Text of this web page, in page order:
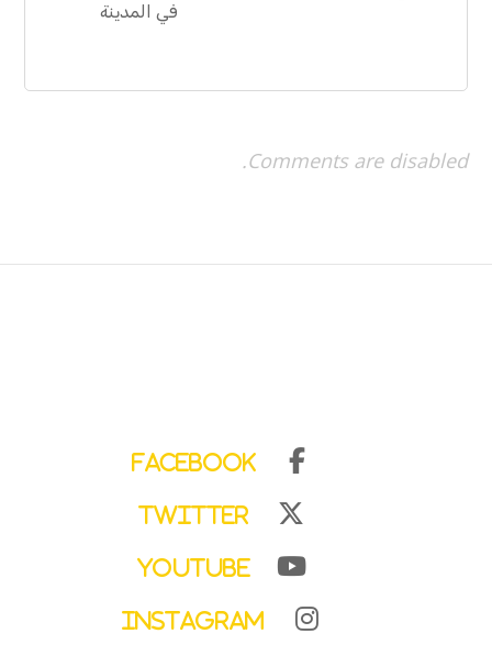
في المدينة
Comments are disabled.
Facebook
Twitter
YouTube
Instagram